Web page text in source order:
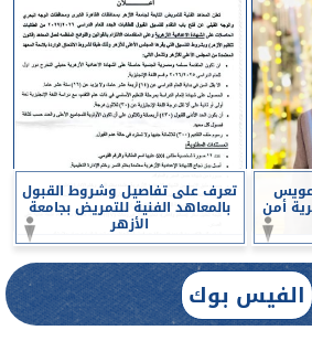
عويس
أمن
تعرف على تفاصيل وشروط القبول
بالمعاهد الفنية للتمريض بجامعة
الأزهر
الفيس بوك